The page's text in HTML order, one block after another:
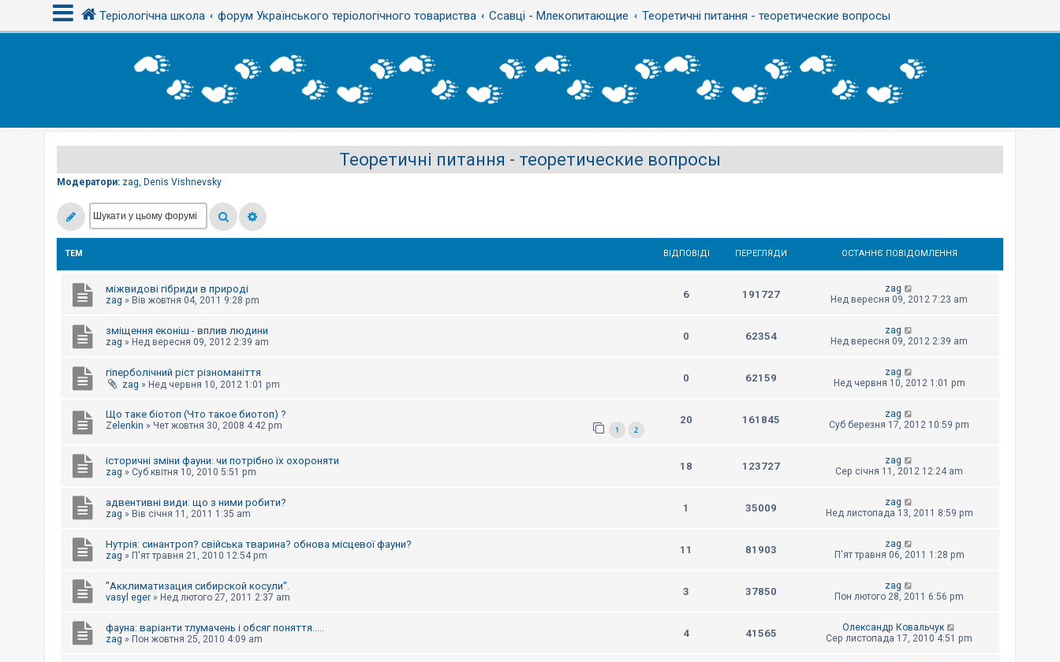
Теріологічна школа форум Українського теріологічного товариства Ссавці - Млекопитающие Теоретичні питання - теоретические вопросы
Теоретичні питання - теоретические вопросы
Модератори: zag, Denis Vishnevsky
ТЕМ ВІДПОВІДІ ПЕРЕГЛЯДИ ОСТАННЄ ПОВІДОМЛЕННЯ
міжвидові гібриди в природі
zag » Вів жовтня 04, 2011 9:28 pm 6 191727
zag
Нед вересня 09, 2012 7:23 am
зміщення еконіш - вплив людини
zag » Нед вересня 09, 2012 2:39 am 0 62354
zag
Нед вересня 09, 2012 2:39 am
гіперболічний ріст різноманіття
zag » Нед червня 10, 2012 1:01 pm
0 62159
zag
Нед червня 10, 2012 1:01 pm
Що таке біотоп (Что такое биотоп) ?
Zelenkin » Чет жовтня 30, 2008 4:42 pm 1 2
20 161845
zag
Суб березня 17, 2012 10:59 pm
історичні зміни фауни: чи потрібно їх охороняти
zag » Суб квітня 10, 2010 5:51 pm 18 123727
zag
Сер січня 11, 2012 12:24 am
адвентивні види: що з ними робити?
zag » Вів січня 11, 2011 1:35 am 1 35009
zag
Нед листопада 13, 2011 8:59 pm
Нутрія: синантроп? свійська тварина? обнова місцевої фауни?
zag » П'ят травня 21, 2010 12:54 pm 11 81903
zag
П'ят травня 06, 2011 1:28 pm
"Акклиматизация сибирской косули".
vasyl eger » Нед лютого 27, 2011 2:37 am 3 37850
zag
Пон лютого 28, 2011 6:56 pm
фауна: варіанти тлумачень і обсяг поняття.....
zag » Пон жовтня 25, 2010 4:09 am 4 41565
Олександр Ковальчук
Сер листопада 17, 2010 4:51 pm